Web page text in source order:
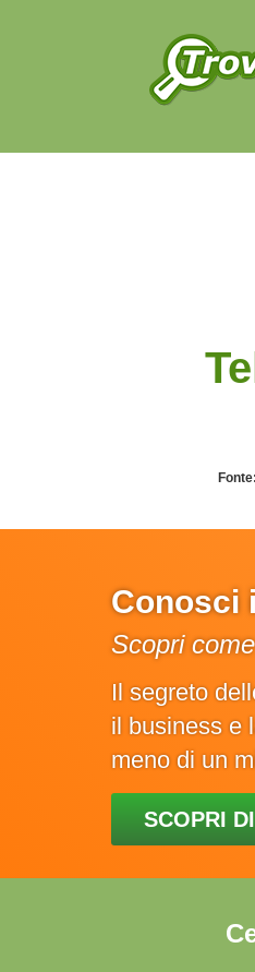
Conosci
Scopri
Il segreto
il business e
meno di un
SCOPRI